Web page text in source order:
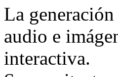
La
audio e
interactiva.